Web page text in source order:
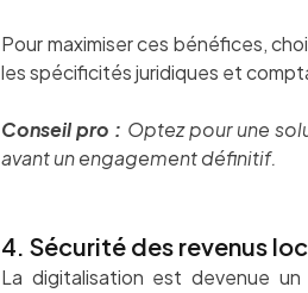
Pour maximiser ces bénéfices,
les spécificités juridiques et
Conseil pro : Optez pour une
avant un engagement définitif.
4. Sécurité des revenus
La digitalisation est devenue